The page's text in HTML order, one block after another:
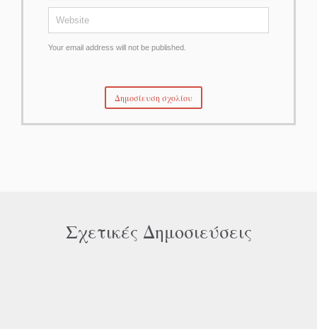
Your email address will not be published.
Σχετικές Δημοσιεύσεις